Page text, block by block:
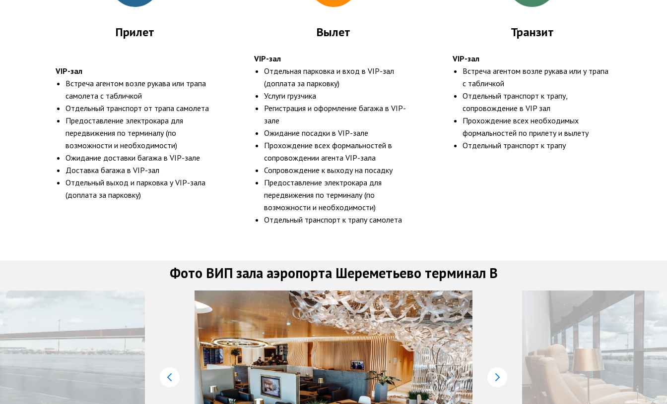
Прилет
VIP-зал
Встреча агентом возле рукава или трапа
самолета с табличкой
Отдельный транспорт от трапа самолета
Предоставление электрокара для
передвижения по терминалу (по
возможности и необходимости)
Ожидание доставки багажа в VIP-зале
Доставка багажа в VIP-зал
Отдельный выход и парковка у VIP-зала
(доплата за парковку)
Вылет
VIP-зал
Отдельная парковка и вход в VIP-зал
(доплата за парковку)
Услуги грузчика
Регистрация и оформление багажа в VIP-
зале
Ожидание посадки в VIP-зале
Прохождение всех формальностей в
сопровождении агента VIP-зала
Сопровождение к выходу на посадку
Предоставление электрокара для
передвижения по терминалу (по
возможности и необходимости)
Отдельный транспорт к трапу самолета
Транзит
VIP-зал
Встреча агентом возле рукава или у трапа
с табличкой
Отдельный транспорт к трапу,
сопровождение в VIP зал
Прохождение всех необходимых
формальностей по прилету и вылету
Отдельный транспорт к трапу
Фото ВИП зала аэропорта Шереметьево терминал B